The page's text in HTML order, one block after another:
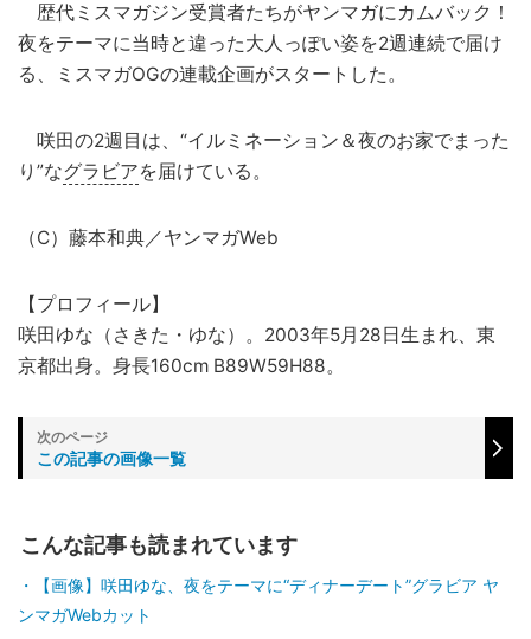
歴代ミスマガジン受賞者たちがヤンマガにカムバック！
夜をテーマに当時と違った大人っぽい姿を2週連続で届け
る、ミスマガOGの連載企画がスタートした。
咲田の2週目は、“イルミネーション＆夜のお家でまった
り”なグラビアを届けている。
（C）藤本和典／ヤンマガWeb
【プロフィール】
咲田ゆな（さきた・ゆな）。2003年5月28日生まれ、東
京都出身。身長160cm B89W59H88。
この記事の画像一覧
こんな記事も読まれています
【画像】咲田ゆな、夜をテーマに“ディナーデート”グラビア ヤ
ンマガWebカット